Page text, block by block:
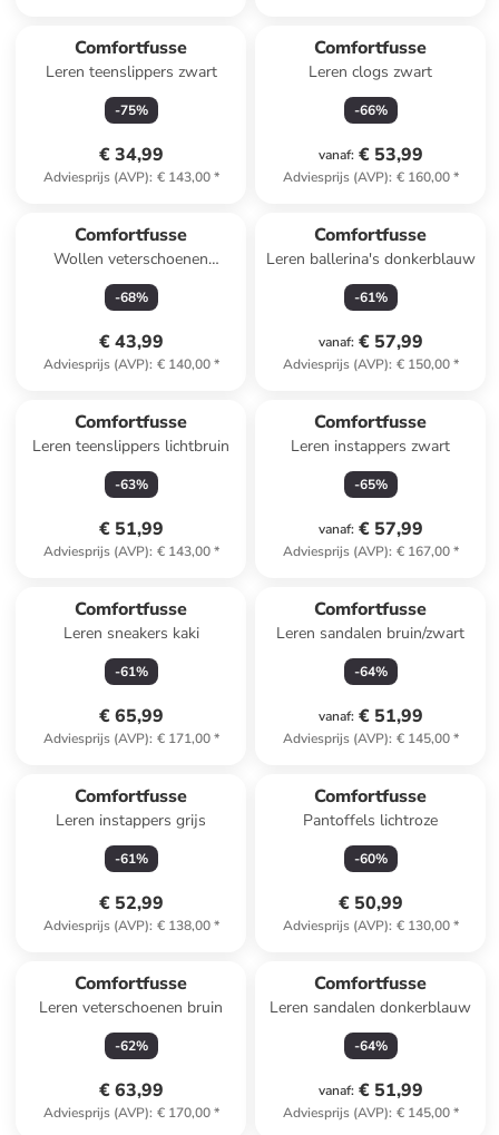
Comfortfusse
Leren teenslippers zwart
-75%
€ 34,99
Adviesprijs (AVP): € 143,00*
Comfortfusse
Leren clogs zwart
-66%
vanaf: € 53,99
Adviesprijs (AVP): € 160,00*
Comfortfusse
Wollen veterschoenen
antraciet
-68%
€ 43,99
Adviesprijs (AVP): € 140,00*
Comfortfusse
Leren ballerina's donkerblauw
-61%
vanaf: € 57,99
Adviesprijs (AVP): € 150,00*
Comfortfusse
Leren teenslippers lichtbruin
-63%
€ 51,99
Adviesprijs (AVP): € 143,00*
Comfortfusse
Leren instappers zwart
-65%
vanaf: € 57,99
Adviesprijs (AVP): € 167,00*
Comfortfusse
Leren sneakers kaki
-61%
€ 65,99
Adviesprijs (AVP): € 171,00*
Comfortfusse
Leren sandalen bruin/zwart
-64%
vanaf: € 51,99
Adviesprijs (AVP): € 145,00*
Comfortfusse
Leren instappers grijs
-61%
€ 52,99
Adviesprijs (AVP): € 138,00*
Comfortfusse
Pantoffels lichtroze
-60%
€ 50,99
Adviesprijs (AVP): € 130,00*
Comfortfusse
Leren veterschoenen bruin
-62%
€ 63,99
Adviesprijs (AVP): € 170,00*
Comfortfusse
Leren sandalen donkerblauw
-64%
vanaf: € 51,99
Adviesprijs (AVP): € 145,00*